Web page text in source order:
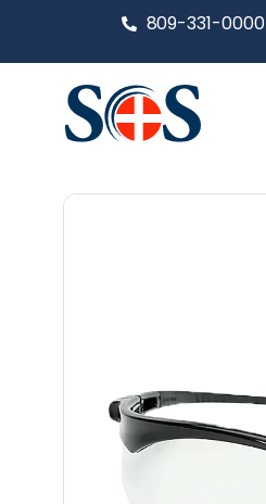
809-331-0000